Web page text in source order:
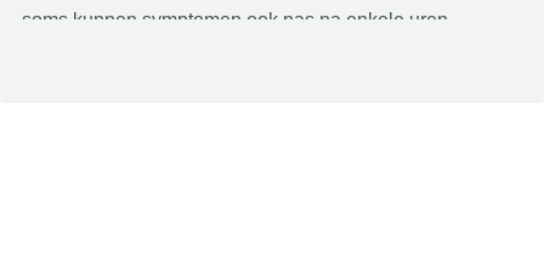
soms kunnen symptomen ook pas na enkele uren